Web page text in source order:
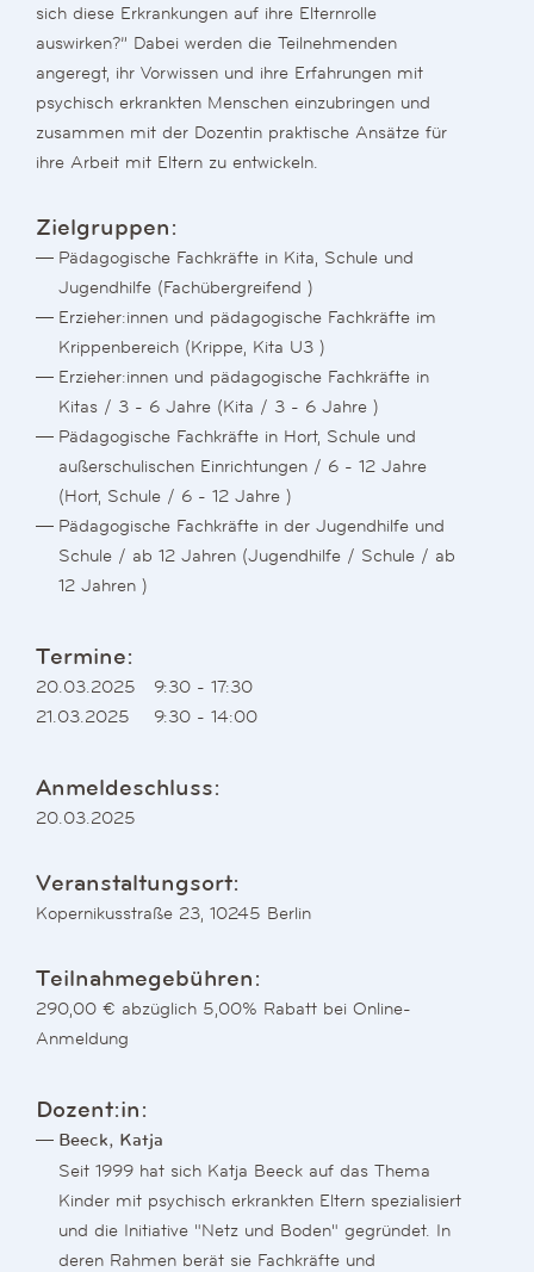
sich diese Erkrankungen auf ihre Elternrolle
auswirken?” Dabei werden die Teilnehmenden
angeregt, ihr Vorwissen und ihre Erfahrungen mit
psychisch erkrankten Menschen einzubringen und
zusammen mit der Dozentin praktische Ansätze für
ihre Arbeit mit Eltern zu entwickeln.
Zielgruppen:
Pädagogische Fachkräfte in Kita, Schule und
Jugendhilfe (Fachübergreifend )
Erzieher:innen und pädagogische Fachkräfte im
Krippenbereich (Krippe, Kita U3 )
Erzieher:innen und pädagogische Fachkräfte in
Kitas / 3 - 6 Jahre (Kita / 3 - 6 Jahre )
Pädagogische Fachkräfte in Hort, Schule und
außerschulischen Einrichtungen / 6 - 12 Jahre
(Hort, Schule / 6 - 12 Jahre )
Pädagogische Fachkräfte in der Jugendhilfe und
Schule / ab 12 Jahren (Jugendhilfe / Schule / ab
12 Jahren )
Termine:
20.03.2025 9:30 - 17:30
21.03.2025
9:30 - 14:00
Anmeldeschluss:
20.03.2025
Veranstaltungsort:
Kopernikusstraße 23, 10245 Berlin
Teilnahmegebühren:
290,00 € abzüglich 5,00% Rabatt bei Online-
Anmeldung
Dozent:in:
Beeck, Katja
Seit 1999 hat sich Katja Beeck auf das Thema
Kinder mit psychisch erkrankten Eltern spezialisiert
und die Initiative "Netz und Boden" gegründet. In
deren Rahmen berät sie Fachkräfte und